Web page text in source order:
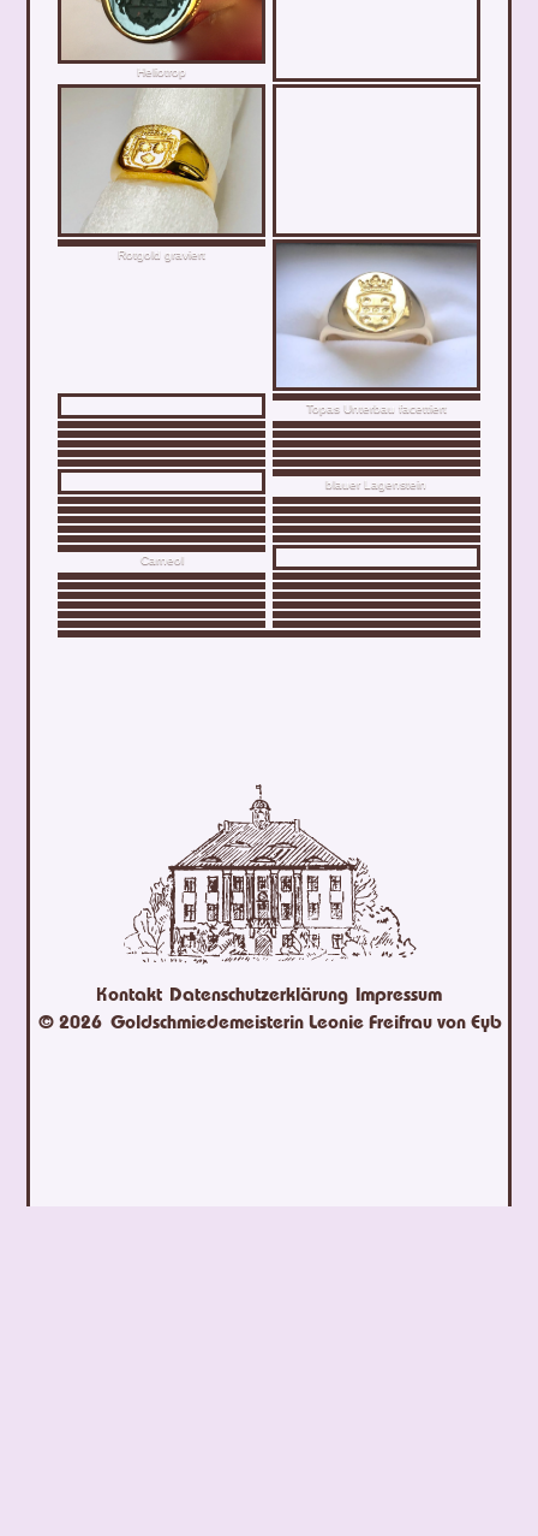
Heliotrop
Rotgold graviert
Topas Unterbau facettiert
blauer Lagenstein
Carneol
Kontakt Datenschutzerklärung Impressum
© 2026 Goldschmiedemeisterin Leonie Freifrau von Eyb